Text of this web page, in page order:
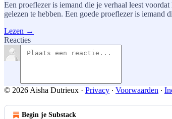
Een proeflezer is iemand die je verhaal leest
gelezen te hebben. Een goede proeflezer is
Lezen →
Reacties
© 2026 Aisha Dutrieux · Privacy ∙ Voorwaarden ∙
Begin je Substack